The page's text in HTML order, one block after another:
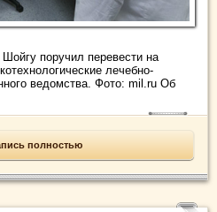
поручил перевести на
лечебно-
ведомства. Фото: mil.ru Об
полностью